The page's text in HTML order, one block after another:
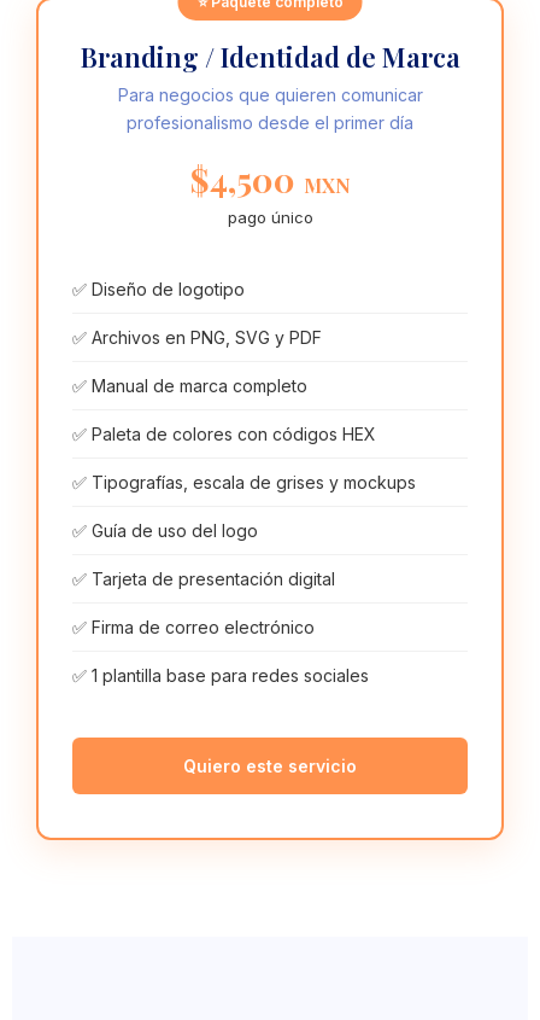
Branding / Identidad de Marca
Para negocios que quieren comunicar
profesionalismo desde el primer día
$4,500 MXN
pago único
✅ Diseño de logotipo
✅ Archivos en PNG, SVG y PDF
✅ Manual de marca completo
✅ Paleta de colores con códigos HEX
✅ Tipografías, escala de grises y mockups
✅ Guía de uso del logo
✅ Tarjeta de presentación digital
✅ Firma de correo electrónico
✅ 1 plantilla base para redes sociales
Quiero este servicio